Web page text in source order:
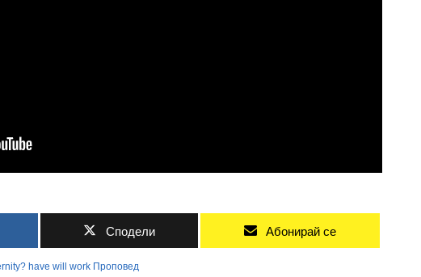
Сподели Абонирай се
have will work Проповед